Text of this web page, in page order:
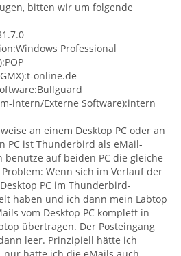
bitten wir um folgende
Professional
online.de
intern/Externe Software):intern
an einem Desktop PC oder an
PC ist Thunderbird als eMail-
auf beiden PC die gleiche
Wenn sich im Verlauf der
PC im Thunderbird-
haben und ich dann mein Labtop
vom Desktop PC komplett in
übertragen. Der Posteingang
leer. Prinzipiell hätte ich